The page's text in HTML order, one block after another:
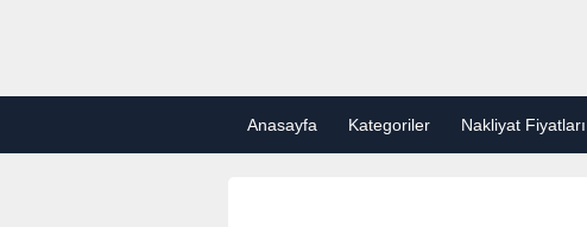
Anasayfa Kategoriler Nakliyat Fiyatları